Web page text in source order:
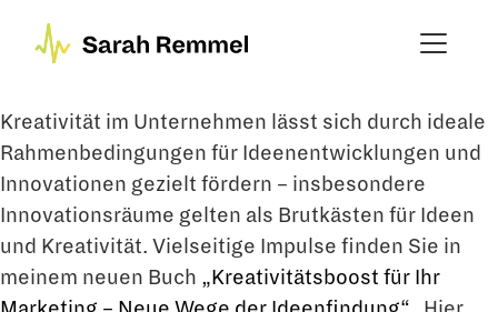
Kreativität im Unternehmen lässt sich durch ideale
Rahmenbedingungen für Ideenentwicklungen und
Innovationen gezielt fördern – insbesondere
Innovationsräume gelten als Brutkästen für Ideen
und Kreativität. Vielseitige Impulse finden Sie in
meinem neuen Buch „Kreativitätsboost für Ihr